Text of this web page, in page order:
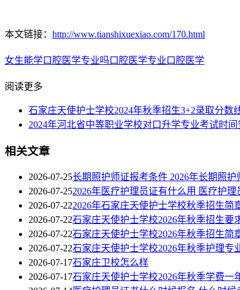
本文链接： http://www.tianshixuexiao.com/170.html
女生能学口腔医学专业吗 口腔医学专业 口腔医学
阅读更多
石家庄天使护士学校2024年秋季招生3+2录取分数
2024年河北省中等职业学校对口升学专业考试时间
相关文章
2026-07-25长期照护师证报考条件 2026年长期照
2026-07-252026年医疗护理员证有什么用 医疗护理
2026-07-222026年石家庄天使护士学校秋季招生简
2026-07-22石家庄天使护士学校2026年秋季招生要
2026-07-22石家庄天使护士学校2026年秋季招生简
2026-07-22石家庄天使护士学校2026年秋季护理专
2026-07-17石家庄卫校怎么样
2026-07-17石家庄天使护士学校2026年秋季学费一